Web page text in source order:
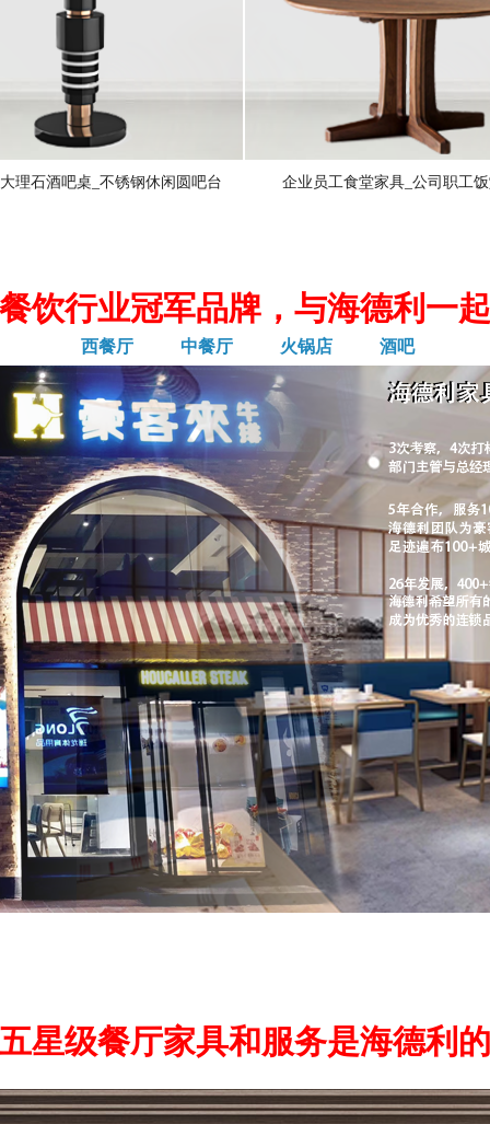
理石酒吧桌_不锈钢休闲圆吧台 企业员工食堂家具_公司职工
饮行业冠军品牌，与海德利一
西餐厅 中餐厅 火锅店 酒吧
星级餐厅家具和服务是海德利